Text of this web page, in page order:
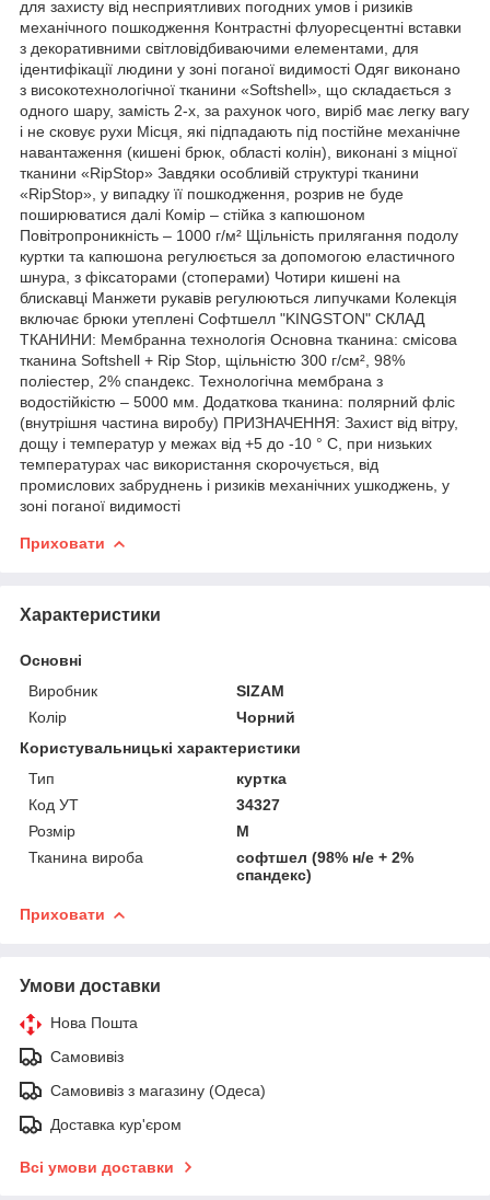
для захисту від несприятливих погодних умов і ризиків
механічного пошкодження Контрастні флуоресцентні вставки
з декоративними світловідбиваючими елементами, для
ідентифікації людини у зоні поганої видимості Одяг виконано
з високотехнологічної тканини «Softshell», що складається з
одного шару, замість 2-х, за рахунок чого, виріб має легку вагу
і не сковує рухи Місця, які підпадають під постійне механічне
навантаження (кишені брюк, області колін), виконані з міцної
тканини «RipStop» Завдяки особливій структурі тканини
«RipStop», у випадку її пошкодження, розрив не буде
поширюватися далі Комір – стійка з капюшоном
Повітропроникність – 1000 г/м² Щільність прилягання подолу
куртки та капюшона регулюється за допомогою еластичного
шнура, з фіксаторами (стоперами) Чотири кишені на
блискавці Манжети рукавів регулюються липучками Колекція
включає брюки утеплені Софтшелл "KINGSTON" СКЛАД
ТКАНИНИ: Мембранна технологія Основна тканина: смісова
тканина Softshell + Rip Stop, щільністю 300 г/см², 98%
поліестер, 2% спандекс. Технологічна мембрана з
водостійкістю – 5000 мм. Додаткова тканина: полярний фліс
(внутрішня частина виробу) ПРИЗНАЧЕННЯ: Захист від вітру,
дощу і температур у межах від +5 до -10 ° С, при низьких
температурах час використання скорочується, від
промислових забруднень і ризиків механічних ушкоджень, у
зоні поганої видимості
Приховати
Характеристики
Основні
Виробник
SIZAM
Колір
Чорний
Користувальницькі характеристики
Тип
куртка
Код УТ
34327
Розмір
M
Тканина вироба
софтшел (98% н/е + 2%
спандекс)
Приховати
Умови доставки
Нова Пошта
Самовивіз
Самовивіз з магазину (Одеса)
Доставка кур'єром
Всі умови доставки